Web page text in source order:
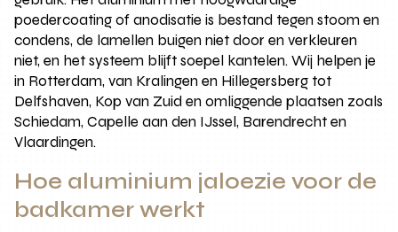
poedercoating of anodisatie is bestand tegen stoom en
condens, de lamellen buigen niet door en verkleuren
niet, en het systeem blijft soepel kantelen. Wij helpen je
in Rotterdam, van Kralingen en Hillegersberg tot
Delfshaven, Kop van Zuid en omliggende plaatsen zoals
Schiedam, Capelle aan den IJssel, Barendrecht en
Vlaardingen.
Hoe aluminium jaloezie voor de
badkamer werkt